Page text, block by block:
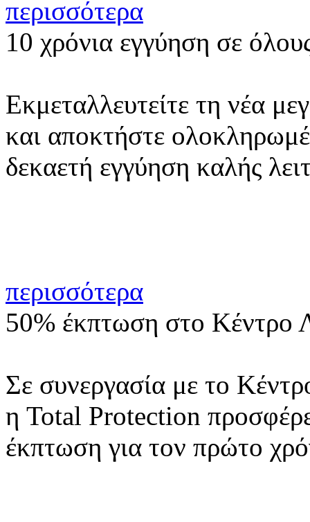
περισσότερα
10 χρόνια εγγύηση σε
Εκμεταλλευτείτε τη νέα
και αποκτήστε
δεκαετή εγγύηση καλής
περισσότερα
50% έκπτωση στο
Σε συνεργασία με το
η Total Protection
έκπτωση για τον πρώτο